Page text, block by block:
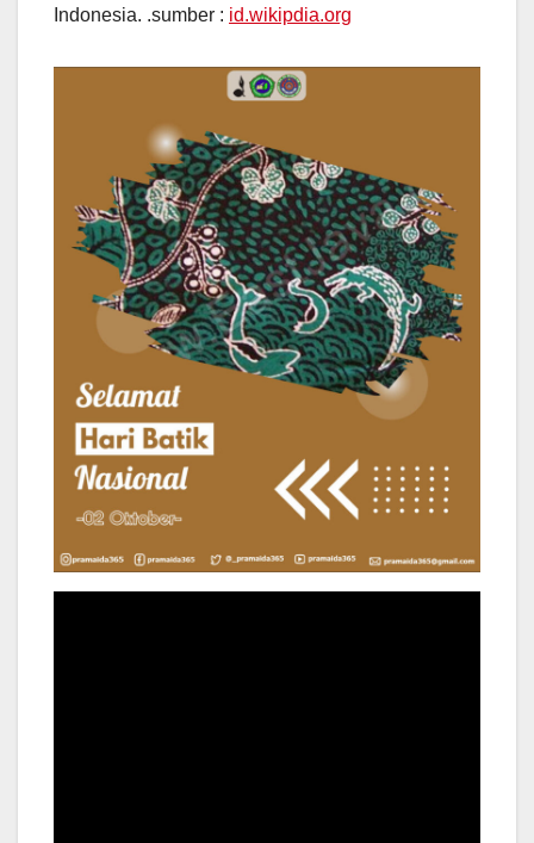
Indonesia. .sumber : id.wikipdia.org